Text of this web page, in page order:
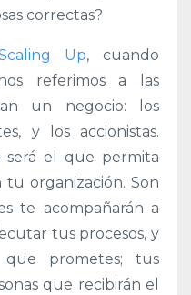
correctas?
Up, cuando
referimos a las
un negocio: los
y los accionistas.
será el que permita
organización. Son
te acompañarán a
tus procesos, y
prometes; tus
que recibirán el